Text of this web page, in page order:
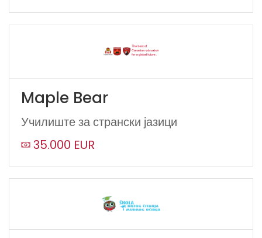
Maple Bear
Училиште за странски јазици
35.000 EUR